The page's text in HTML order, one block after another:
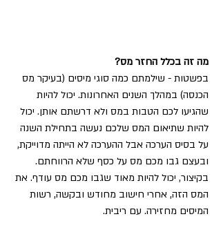
מה זה בכלל החזר מס?
בפשטות - שילמתם כמה סוגי מיסים (בעיקר מס
הכנסה) במהלך השנים האחרונות. יכול להיות
שהגיעו לכם הטבות במס ולא דרשתם אותן. יכול
להיות שתיאום המס שלכם נעשה בתחילת השנה
על בסיס הערכה אבל ההערכה לא הייתה מדוייקת,
ובעצם גבו מכם מס על כסף שלא הרווחתם.
בקיצור, יכול להיות מאוד שגבו מכם מס עודף. את
המס הזה, אחרי חישוב מחודש ובקשה, רשות
המיסים מחזירה. עם ריבית.